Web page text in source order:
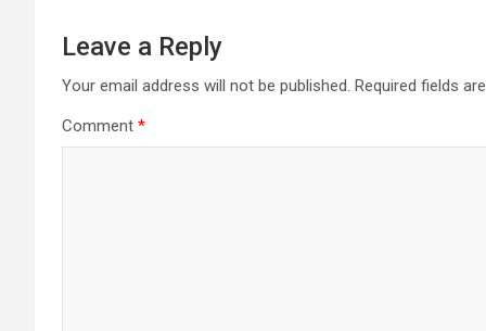
Leave a Reply
Your email address will not be published. Required fields
Comment *